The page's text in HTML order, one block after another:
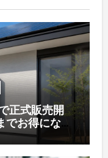
正式販売開
お得になる